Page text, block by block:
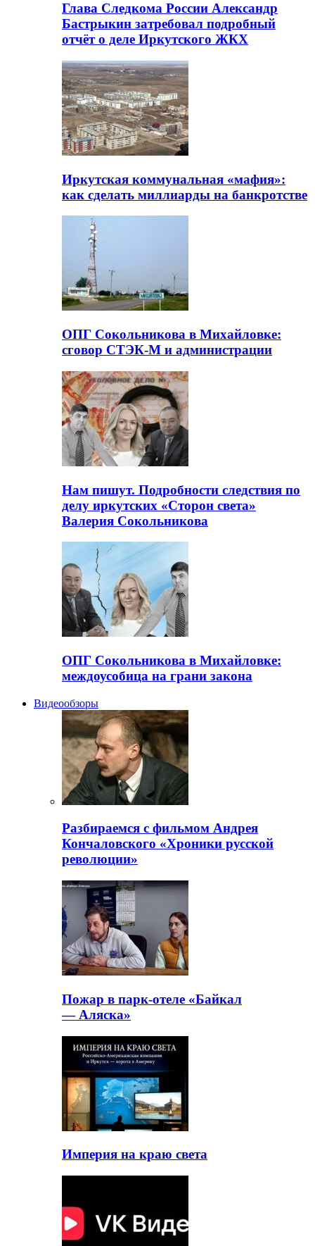
Глава Следкома России Александр
Бастрыкин затребовал подробный
отчёт о деле Иркутского ЖКХ
Иркутская коммунальная «мафия»:
как сделать миллиарды на банкротстве
ОПГ Сокольникова в Михайловке:
сговор СТЭК-М и администрации
Нам пишут. Подробности следствия по
делу иркутских «Сторон света»
Валерия Сокольникова
ОПГ Сокольникова в Михайловке:
междоусобица на грани закона
Видеообзоры
Разбираемся с фильмом Андрея
Кончаловского «Хроники русской
революции»
Пожар в парк-отеле «Байкал
— Аляска»
Империя на краю света